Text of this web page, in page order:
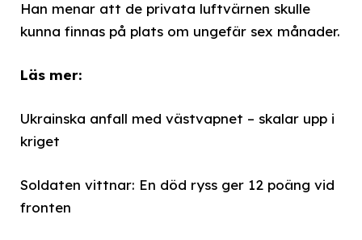
Han menar att de privata luftvärnen skulle
kunna finnas på plats om ungefär sex månader.
Läs mer:
Ukrainska anfall med västvapnet – skalar upp i
kriget
Soldaten vittnar: En död ryss ger 12 poäng vid
fronten